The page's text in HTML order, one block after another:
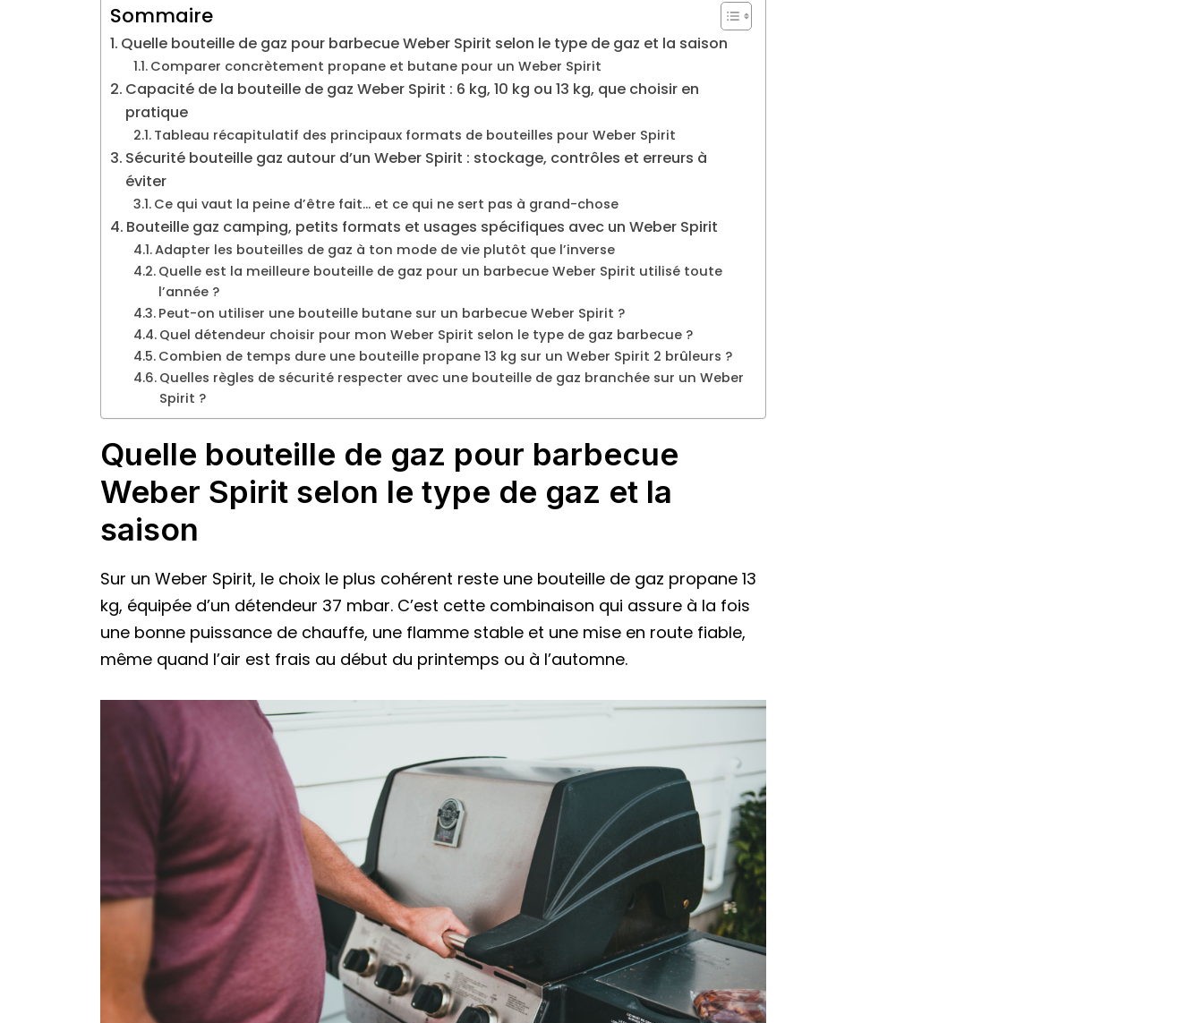
Sommaire
Quelle bouteille de gaz pour barbecue Weber Spirit selon le type de gaz et la saison
Comparer concrètement propane et butane pour un Weber Spirit
Capacité de la bouteille de gaz Weber Spirit : 6 kg, 10 kg ou 13 kg, que choisir en
pratique
Tableau récapitulatif des principaux formats de bouteilles pour Weber Spirit
Sécurité bouteille gaz autour d’un Weber Spirit : stockage, contrôles et erreurs à
éviter
Ce qui vaut la peine d’être fait… et ce qui ne sert pas à grand-chose
Bouteille gaz camping, petits formats et usages spécifiques avec un Weber Spirit
Adapter les bouteilles de gaz à ton mode de vie plutôt que l’inverse
Quelle est la meilleure bouteille de gaz pour un barbecue Weber Spirit utilisé toute
l’année ?
Peut-on utiliser une bouteille butane sur un barbecue Weber Spirit ?
Quel détendeur choisir pour mon Weber Spirit selon le type de gaz barbecue ?
Combien de temps dure une bouteille propane 13 kg sur un Weber Spirit 2 brûleurs ?
Quelles règles de sécurité respecter avec une bouteille de gaz branchée sur un Weber
Spirit ?
Quelle bouteille de gaz pour barbecue
Weber Spirit selon le type de gaz et la
saison
Sur un Weber Spirit, le choix le plus cohérent reste une bouteille de gaz propane 13
kg, équipée d’un détendeur 37 mbar. C’est cette combinaison qui assure à la fois
une bonne puissance de chauffe, une flamme stable et une mise en route fiable,
même quand l’air est frais au début du printemps ou à l’automne.